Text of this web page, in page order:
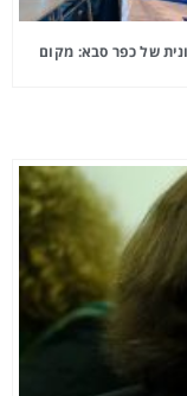
של כפר סבא: מקום